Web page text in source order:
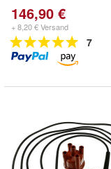
146,90 €
+ 8,20 € Versand
7